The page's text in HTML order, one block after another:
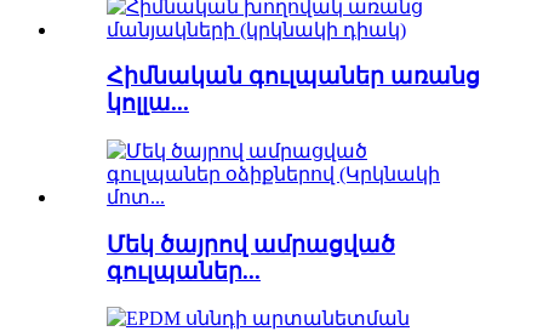
Հիմնական գուլպաներ առանց
կոլլա...
Մեկ ծայրով ամրացված
գուլպաներ...